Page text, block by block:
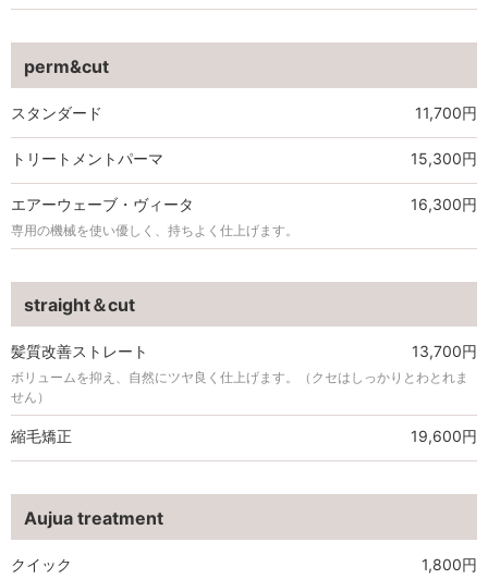
perm&cut
スタンダード 11,700円
トリートメントパーマ 15,300円
エアーウェーブ・ヴィータ 16,300円
専用の機械を使い優しく、持ちよく仕上げます。
straight＆cut
髪質改善ストレート 13,700円
ボリュームを抑え、自然にツヤ良く仕上げます。（クセはしっかりとわとれま
せん）
縮毛矯正 19,600円
Aujua treatment
クイック 1,800円